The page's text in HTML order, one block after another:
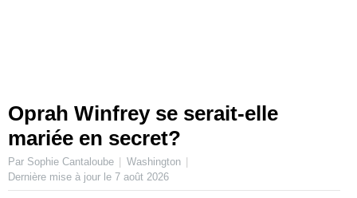
Oprah Winfrey se serait-elle
mariée en secret?
Par Sophie Cantaloube
Washington
Dernière mise à jour le 7 août 2026